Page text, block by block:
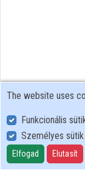
User Policy
Adatkezelési
Cookie Policy
The website uses
Funkcionális
Személyes
Elfogad Elutasít